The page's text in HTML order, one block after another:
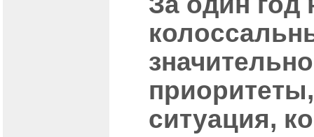
ситуация,